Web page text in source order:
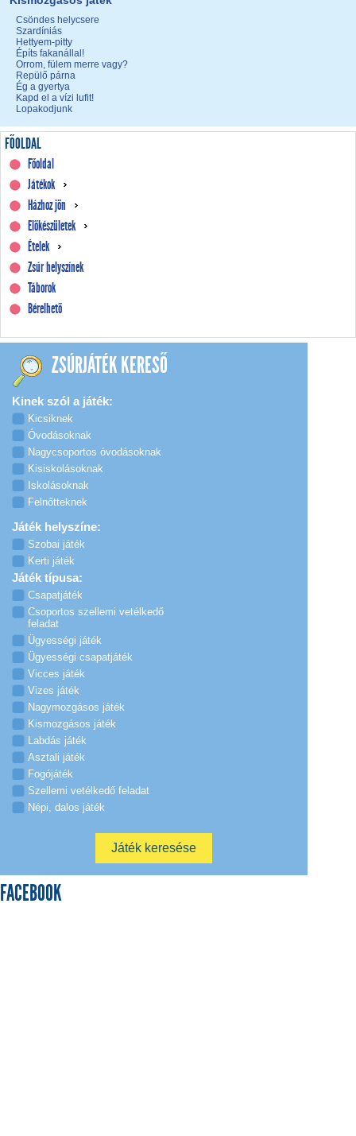
Csöndes helycsere
Szardíniás
Hettyem-pitty
Építs fakanállal!
Orrom, fülem merre vagy?
Repülő párna
Ég a gyertya
Kapd el a vízi lufit!
Lopakodjunk
FŐOLDAL
Főoldal
Játékok
Házhoz jön
Előkészületek
Ételek
Zsúr helyszínek
Táborok
Bérelhető
ZSÚRJÁTÉK KERESŐ
Kinek szól a játék:
Kicsiknek
Óvodásoknak
Nagycsoportos óvodásoknak
Kisiskolásoknak
Iskolásoknak
Felnőtteknek
Játék helyszíne:
Szobai játék
Kerti játék
Játék típusa:
Csapatjáték
Csoportos szellemi vetélkedő
feladat
Ügyességi játék
Ügyességi csapatjáték
Vicces játék
Vizes játék
Nagymozgásos játék
Kismozgásos játék
Labdás játék
Asztali játék
Fogójáték
Szellemi vetélkedő feladat
Népi, dalos játék
FACEBOOK